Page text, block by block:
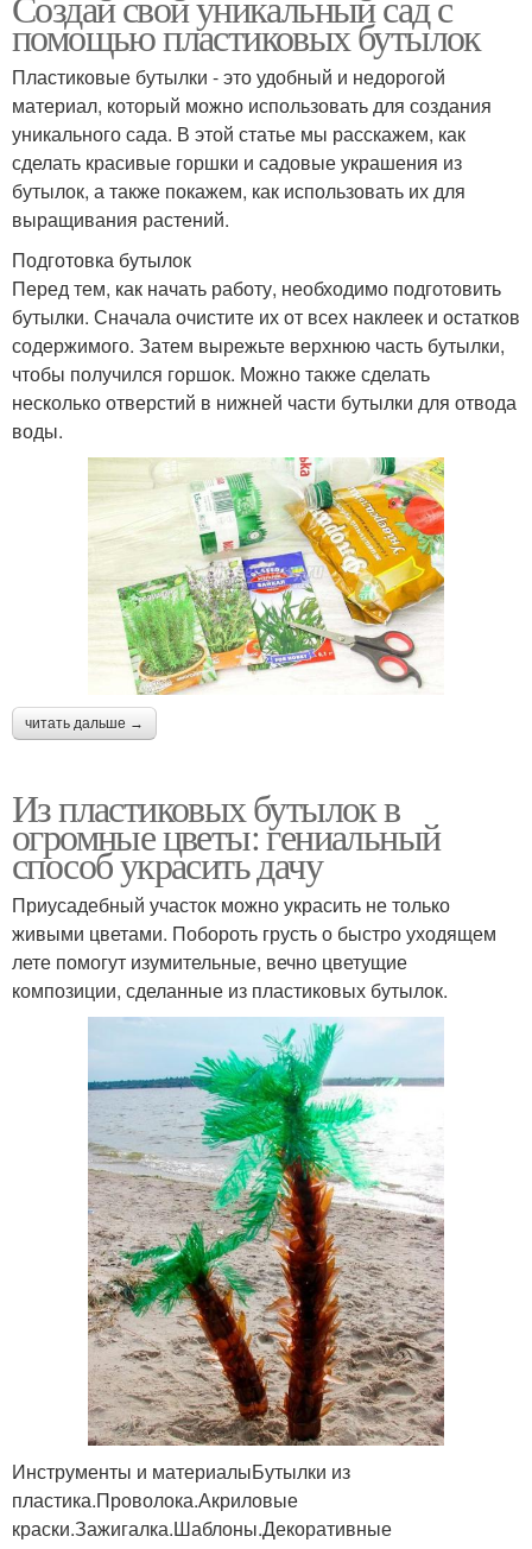
помощью пластиковых бутылок
Пластиковые бутылки - это удобный и недорогой
материал, который можно использовать для создания
уникального сада. В этой статье мы расскажем, как
сделать красивые горшки и садовые украшения из
бутылок, а также покажем, как использовать их для
выращивания растений.
Подготовка бутылок
Перед тем, как начать работу, необходимо подготовить
бутылки. Сначала очистите их от всех наклеек и остатков
содержимого. Затем вырежьте верхнюю часть бутылки,
чтобы получился горшок. Можно также сделать
несколько отверстий в нижней части бутылки для отвода
воды.
читать дальше →
Из пластиковых бутылок в
огромные цветы: гениальный
способ украсить дачу
Приусадебный участок можно украсить не только
живыми цветами. Побороть грусть о быстро уходящем
лете помогут изумительные, вечно цветущие
композиции, сделанные из пластиковых бутылок.
Инструменты и материалыБутылки из
пластика.Проволока.Акриловые
краски.Зажигалка.Шаблоны.Декоративные